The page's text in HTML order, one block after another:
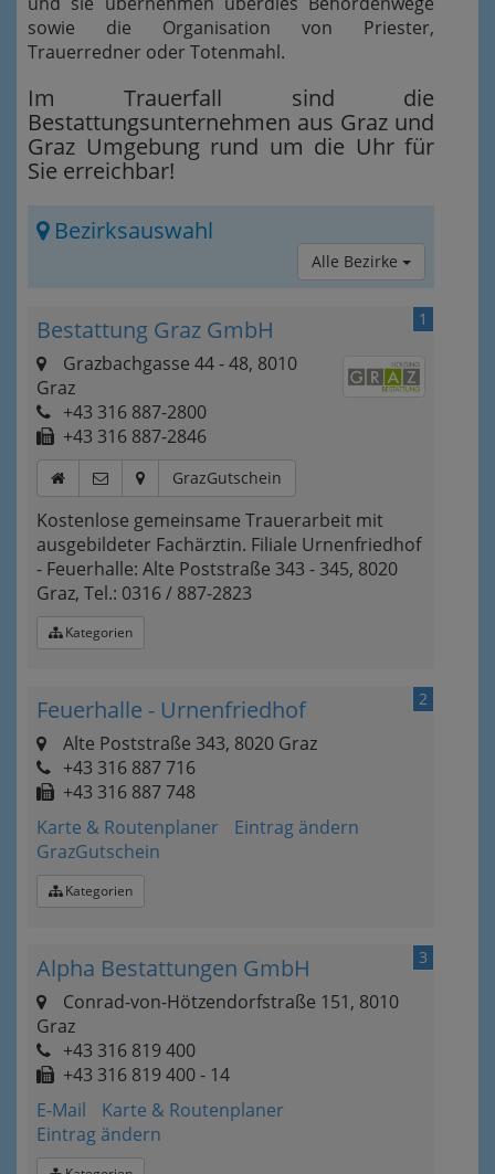
sowie die Organisation von Priester,
Trauerredner oder Totenmahl.
Im Trauerfall sind die
Bestattungsunternehmen aus Graz und
Graz Umgebung rund um die Uhr für
Sie erreichbar!
Bezirksauswahl
Alle Bezirke
1
Bestattung Graz GmbH
Grazbachgasse 44 - 48, 8010
Graz
+43 316 887-2800
+43 316 887-2846
GrazGutschein
Kostenlose gemeinsame Trauerarbeit mit
ausgebildeter Fachärztin. Filiale Urnenfriedhof
- Feuerhalle: Alte Poststraße 343 - 345, 8020
Graz, Tel.: 0316 / 887-2823
Kategorien
2
Feuerhalle - Urnenfriedhof
Alte Poststraße 343, 8020 Graz
+43 316 887 716
+43 316 887 748
Karte & Routenplaner
Eintrag ändern
GrazGutschein
Kategorien
3
Alpha Bestattungen GmbH
Conrad-von-Hötzendorfstraße 151, 8010
Graz
+43 316 819 400
+43 316 819 400 - 14
E-Mail
Karte & Routenplaner
Eintrag ändern